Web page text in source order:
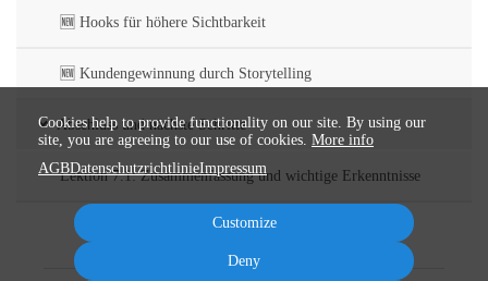
🆕 Hooks für höhere Sichtbarkeit
🆕 Kundengewinnung durch Storytelling
Abschluss und nächste Schritte
Lektion 7.1: Zusammenfassung und wichtige Erkenntnisse
Cookies help to provide functionality on our site. By using our
site, you are agreeing to our use of cookies. More info
AGBDatenschutzrichtlinieImpressum
Customize
Deny